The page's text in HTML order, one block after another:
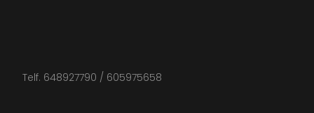
Telf. 648927790 / 605975658